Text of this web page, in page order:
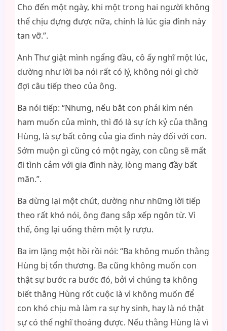
Cho đến một ngày, khi một trong hai người không
thể chịu đựng được nữa, chính là lúc gia đình này
tan vỡ.”.
Anh Thư giật mình ngẩng đầu, cô ấy nghĩ một lúc,
dường như lời ba nói rất có lý, không nói gì chờ
đợi câu tiếp theo của ông.
Ba nói tiếp: “Nhưng, nếu bắt con phải kìm nén
ham muốn của mình, thì đó là sự ích kỷ của thằng
Hùng, là sự bất công của gia đình này đối với con.
Sớm muộn gì cũng có một ngày, con cũng sẽ mất
đi tình cảm với gia đình này, lòng mang đầy bất
mãn.”.
Ba dừng lại một chút, dường như những lời tiếp
theo rất khó nói, ông đang sắp xếp ngôn từ. Vì
thế, ông lại uống thêm một ly rượu.
Ba im lặng một hồi rồi nói: “Ba không muốn thằng
Hùng bị tổn thương. Ba cũng không muốn con
thật sự bước ra bước đó, bởi vì chúng ta không
biết thằng Hùng rốt cuộc là vì không muốn để
con khó chịu mà làm ra sự hy sinh, hay là nó thật
sự có thể nghĩ thoáng được. Nếu thằng Hùng là vì